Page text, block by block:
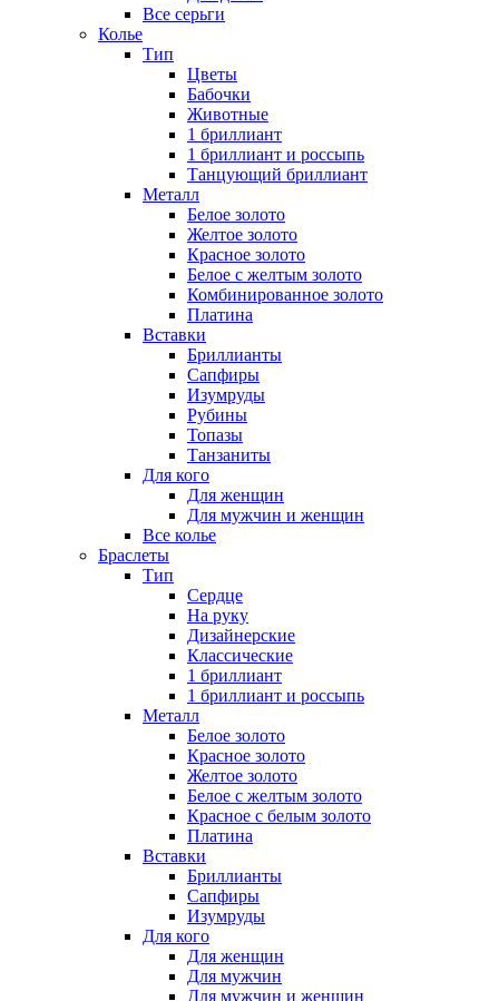
Все серьги
Колье
Тип
Цветы
Бабочки
Животные
1 бриллиант
1 бриллиант и россыпь
Танцующий бриллиант
Металл
Белое золото
Желтое золото
Красное золото
Белое с желтым золото
Комбинированное золото
Платина
Вставки
Бриллианты
Сапфиры
Изумруды
Рубины
Топазы
Танзаниты
Для кого
Для женщин
Для мужчин и женщин
Все колье
Браслеты
Тип
Сердце
На руку
Дизайнерские
Классические
1 бриллиант
1 бриллиант и россыпь
Металл
Белое золото
Красное золото
Желтое золото
Белое с желтым золото
Красное с белым золото
Платина
Вставки
Бриллианты
Сапфиры
Изумруды
Для кого
Для женщин
Для мужчин
Для мужчин и женщин